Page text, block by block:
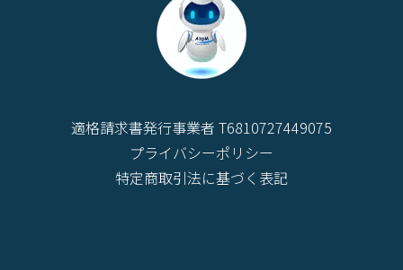
適格請求書発行事業者 T6810727449075
プライバシーポリシー
特定商取引法に基づく表記